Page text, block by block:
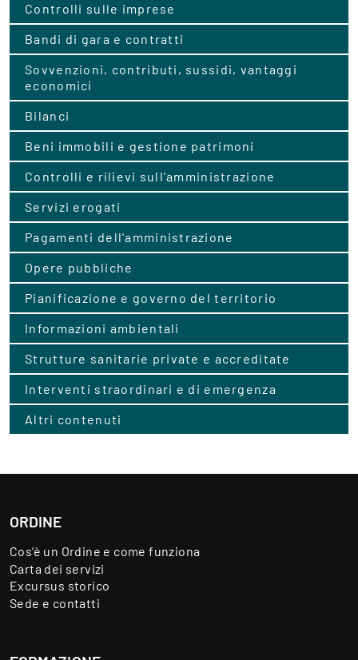
Controlli sulle imprese
Bandi di gara e contratti
Sovvenzioni, contributi, sussidi, vantaggi
economici
Bilanci
Beni immobili e gestione patrimoni
Controlli e rilievi sull'amministrazione
Servizi erogati
Pagamenti dell'amministrazione
Opere pubbliche
Pianificazione e governo del territorio
Informazioni ambientali
Strutture sanitarie private e accreditate
Interventi straordinari e di emergenza
Altri contenuti
ORDINE
Cos’è un Ordine e come funziona
Carta dei servizi
Excursus storico
Sede e contatti